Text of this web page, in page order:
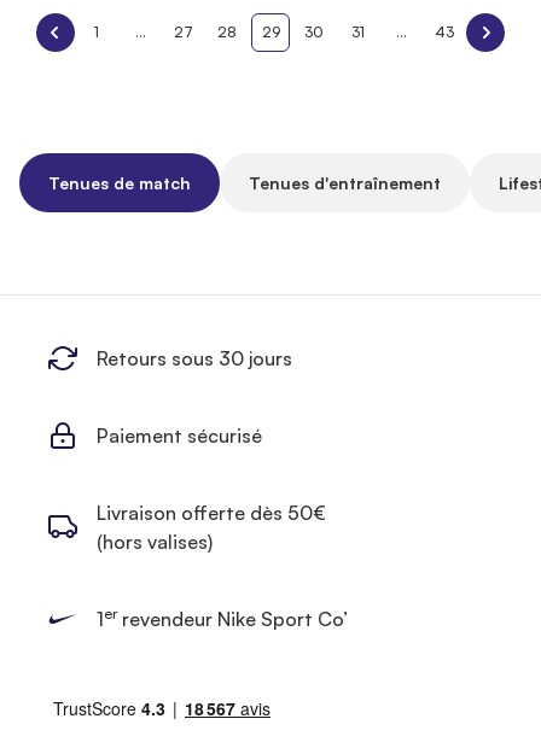
1 ... 27 28 29 30 31 ... 43
Tenues de match Tenues d'entraînement
Retours sous 30 jours
Paiement sécurisé
Livraison offerte dès 50€
(hors valises)
1errevendeur Nike Sport Co’